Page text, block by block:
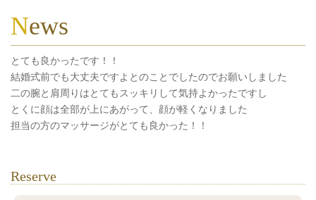
News
とても良かったです！！
結婚式前でも大丈夫ですよとのことでしたのでお願いしました
二の腕と肩周りはとてもスッキリして気持よかったですし
とくに顔は全部が上にあがって、顔が軽くなりました
担当の方のマッサージがとても良かった！！
Reserve